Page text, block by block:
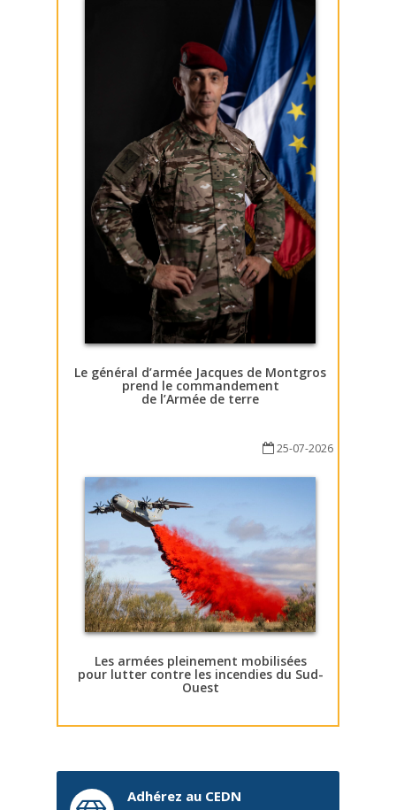
Le général d’armée Jacques de Montgros
prend le commandement
de l’Armée de terre
25-07-2026
Les armées pleinement mobilisées
pour lutter contre les incendies du Sud-
Ouest
Adhérez au CEDN